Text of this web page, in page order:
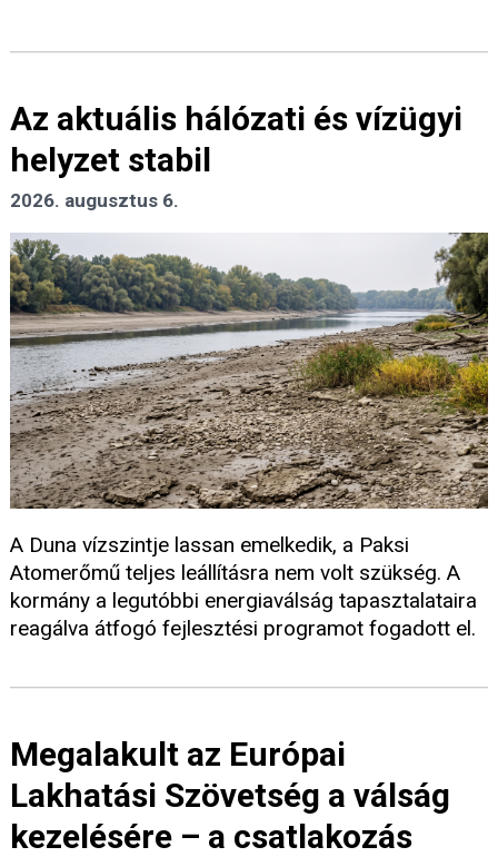
Az aktuális hálózati és vízügyi
helyzet stabil
2026. augusztus 6.
A Duna vízszintje lassan emelkedik, a Paksi
Atomerőmű teljes leállításra nem volt szükség. A
kormány a legutóbbi energiaválság tapasztalataira
reagálva átfogó fejlesztési programot fogadott el.
Megalakult az Európai
Lakhatási Szövetség a válság
kezelésére – a csatlakozás